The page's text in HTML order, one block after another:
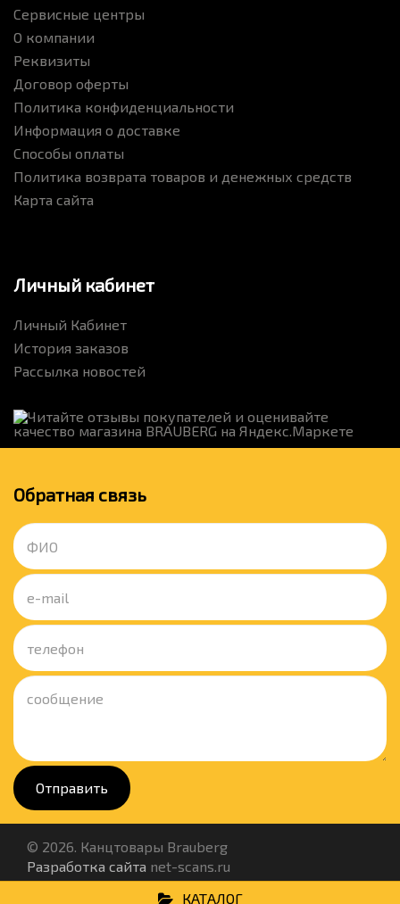
Сервисные центры
О компании
Реквизиты
Договор оферты
Политика конфиденциальности
Информация о доставке
Способы оплаты
Политика возврата товаров и денежных средств
Карта сайта
Личный кабинет
Личный Кабинет
История заказов
Рассылка новостей
Обратная связь
Отправить
© 2026. Канцтовары Brauberg
Разработка сайта net-scans.ru